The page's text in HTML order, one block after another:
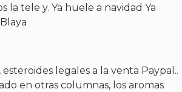
la tele y. Ya huele a navidad Ya
legales a la venta Paypal..
en otras columnas, los aromas